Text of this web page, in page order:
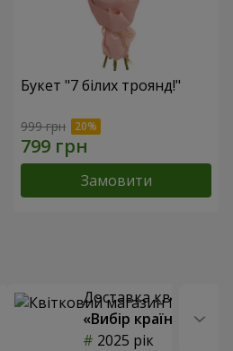
Букет "7 білих троянд!"
999 грн
Замовити
Доставка квітів
«Вибір країни»
2025 рік